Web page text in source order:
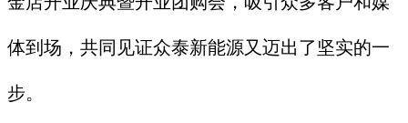
体到场，共同见证众泰新能源又迈出了坚实的一
步。